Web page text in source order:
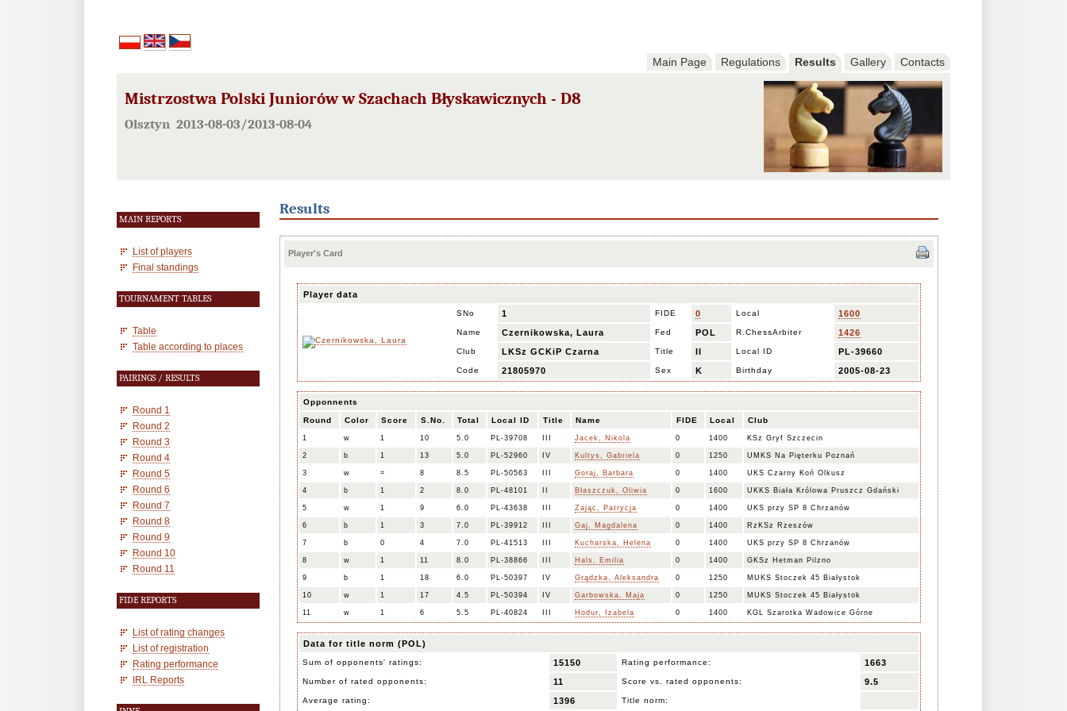
Main Page Regulations Results Gallery Contacts
Mistrzostwa Polski Juniorów w Szachach Błyskawicznych - D8
Olsztyn 2013-08-03/2013-08-04
MAIN REPORTS
List of players
Final standings
TOURNAMENT TABLES
Table
Table according to places
PAIRINGS / RESULTS
Round 1
Round 2
Round 3
Round 4
Round 5
Round 6
Round 7
Round 8
Round 9
Round 10
Round 11
FIDE REPORTS
List of rating changes
List of registration
Rating performance
IRL Reports
Results
Player's Card
Player data
SNo 1 FIDE 0 Local 1600
Name Czernikowska, Laura Fed POL R.ChessArbiter 1426
Club LKSz GCKiP Czarna Title II Local ID PL-39660
Code 21805970 Sex K Birthday 2005-08-23
Opponnents
Round Color Score S.No. Total Local ID Title Name FIDE Local Club
1 w 1 10 5.0 PL-39708 Jacek, Nikola 0 1400 KSz Gryf Szczecin
2 b 1 13 5.0 PL-52960 IV Kultys, Gabriela 0 1250 UMKS Na Pięterku Poznań
3 w = 8 8.5 PL-50563 Goraj, Barbara 0 1400 UKS Czarny Koń Olkusz
4 b 1 2 8.0 PL-48101 Błaszczuk, Oliwia 0 1600 UKKS Biała Królowa Pruszcz Gdański
5 w 1 9 6.0 PL-43638 Zając, Patrycja 0 1400 UKS przy SP 8 Chrzanów
6 b 1 3 7.0 PL-39912 Gaj, Magdalena 0 1400 RzKSz Rzeszów
7 b 0 4 7.0 PL-41513 Kucharska, Helena 0 1400 UKS przy SP 8 Chrzanów
8 w 1 11 8.0 PL-38866 Hals, Emilia 0 1400 GKSz Hetman Pilzno
9 b 1 18 6.0 PL-50397 IV Grądzka, Aleksandra 0 1250 MUKS Stoczek 45 Białystok
10 w 1 17 4.5 PL-50394 IV Garbowska, Maja 0 1250 MUKS Stoczek 45 Białystok
11 w 1 6 5.5 PL-40824 Hodur, Izabela 0 1400 KGL Szarotka Wadowice Górne
Data for title norm (POL)
Sum of opponents' ratings: 15150 Rating performance: 1663
Number of rated opponents: 11 Score vs. rated opponents: 9.5
Average rating: 1396 Title norm: